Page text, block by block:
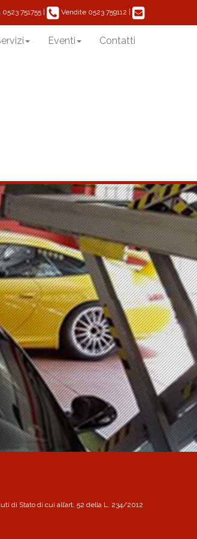
0523 751755 Vendite 0523 759112
Eventi Contatti
di Stato di cui all’art. 52 della L. 234/2012